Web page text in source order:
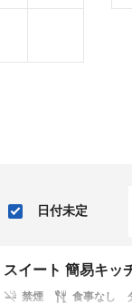
日付未定
スイート 簡易キッ
禁煙 食事なし